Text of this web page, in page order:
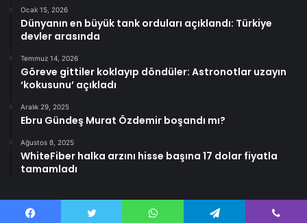
Ocak 15, 2026
Dünyanın en büyük tank orduları açıklandı: Türkiye
devler arasında
Temmuz 14, 2026
Göreve gittiler koklayıp döndüler: Astronotlar uzayın
‘kokusunu’ açıkladı
Aralık 29, 2025
Ebru Gündeş Murat Özdemir boşandı mı?
Ağustos 8, 2025
WhiteFiber halka arzını hisse başına 17 dolar fiyatla
tamamladı